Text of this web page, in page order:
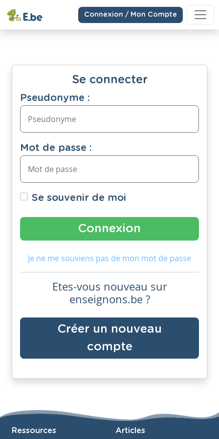
Connexion / Mon Compte
Se connecter
Pseudonyme :
Mot de passe :
Se souvenir de moi
Je ne me souviens pas de mon mot de passe
Etes-vous nouveau sur
enseignons.be ?
Créer un nouveau
compte
Ressources Articles